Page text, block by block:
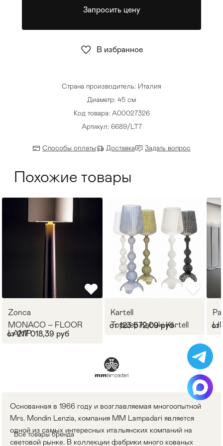
Страна производитель: Италия
Диаметр: 45 см
Код товара: A00027326
Артикул: 6689/LT7
Способы оплаты Доставка Задать вопрос
Запросить цену
В избранное
Похожие товары
Zonca
MONACO – FLOOR
LAMP
от 217 018,39 руб
Kartell
Торшер Kabuki Kartell
от 123 572,09 руб от
Основанная в 1966 году и возглавляемая многоопытной
Mrs. Mondin Lenzia, компания MM Lampadari является
одной из самых интересных итальянских компаний на
световой рынке. В коллекции фабрики много кованых
Все товары бренда